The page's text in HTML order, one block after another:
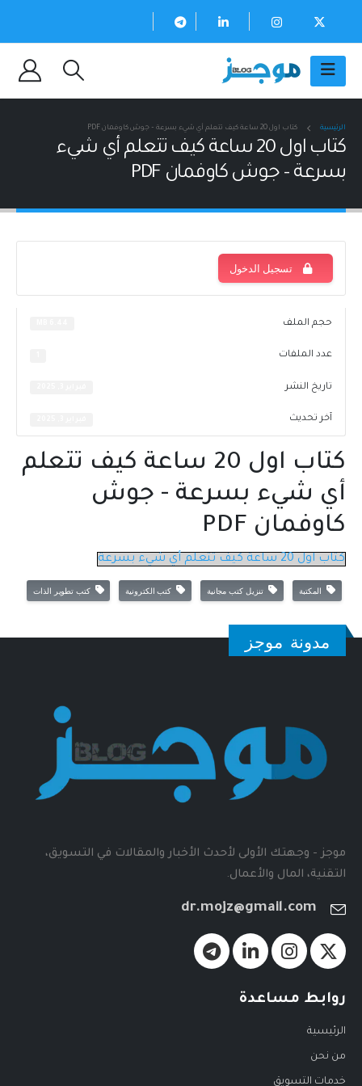
الرئيسية كتاب اول 20 ساعة كيف تتعلم أي شيء بسرعة – جوش كاوفمان PDF
كتاب اول 20 ساعة كيف تتعلم أي شيء
بسرعة – جوش كاوفمان PDF
تسجيل الدخول
حجم الملف
عدد الملفات
تاريخ النشر
آخر تحديث
كتاب اول 20 ساعة كيف تتعلم
أي شيء بسرعة - جوش
كاوفمان PDF
كتاب اول 20 ساعة كيف تتعلم أي شيء بسرعة
المكتبة تنزيل كتب مجانية كتب الكترونية كتب تطوير الذات
مدونة موجز
موجز - وجهتك الأولى لأحدث الأخبار والمقالات في التسويق،
التقنية، المال والأعمال.
dr.mojz@gmail.com
روابط مساعدة
الرئيسية
من نحن
خدمات التسويق